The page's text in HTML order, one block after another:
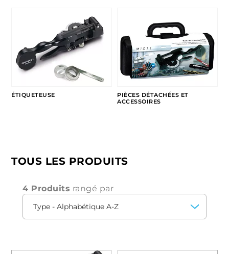
ÉTIQUETEUSE
PIÈCES DÉTACHÉES ET
ACCESSOIRES
TOUS LES PRODUITS
4 Produits rangé par